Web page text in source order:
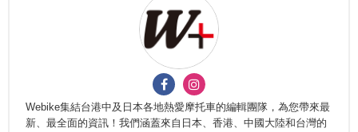
Webike集結台港中及日本各地熱愛摩托車的編輯團隊，為您帶來最
新、最全面的資訊！我們涵蓋來自日本、香港、中國大陸和台灣的